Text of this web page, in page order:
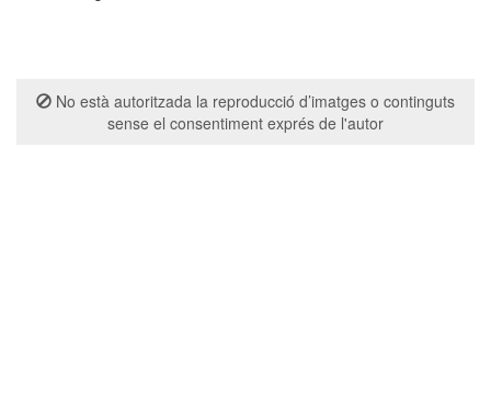
No està autoritzada la reproducció d’imatges o continguts
sense el consentiment exprés de l'autor